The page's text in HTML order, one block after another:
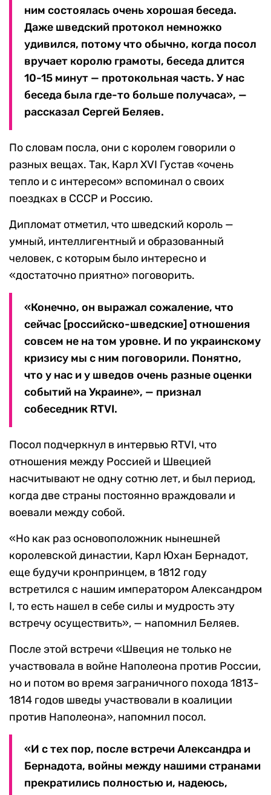
ним состоялась очень хорошая беседа.
Даже шведский протокол немножко
удивился, потому что обычно, когда посол
вручает королю грамоты, беседа длится
10-15 минут — протокольная часть. У нас
беседа была где-то больше получаса», —
рассказал Сергей Беляев.
По словам посла, они с королем говорили о
разных вещах. Так, Карл XVI Густав «очень
тепло и с интересом» вспоминал о своих
поездках в СССР и Россию.
Дипломат отметил, что шведский король —
умный, интеллигентный и образованный
человек, с которым было интересно и
«достаточно приятно» поговорить.
«Конечно, он выражал сожаление, что
сейчас [российско-шведские] отношения
совсем не на том уровне. И по украинскому
кризису мы с ним поговорили. Понятно,
что у нас и у шведов очень разные оценки
событий на Украине», — признал
собеседник RTVI.
Посол подчеркнул в интервью RTVI, что
отношения между Россией и Швецией
насчитывают не одну сотню лет, и был период,
когда две страны постоянно враждовали и
воевали между собой.
«Но как раз основоположник нынешней
королевской династии, Карл Юхан Бернадот,
еще будучи кронпринцем, в 1812 году
встретился с нашим императором Александром
I, то есть нашел в себе силы и мудрость эту
встречу осуществить», — напомнил Беляев.
После этой встречи «Швеция не только не
участвовала в войне Наполеона против России,
но и потом во время заграничного похода 1813-
1814 годов шведы участвовали в коалиции
против Наполеона», напомнил посол.
«И с тех пор, после встречи Александра и
Бернадота, войны между нашими странами
прекратились полностью и, надеюсь,